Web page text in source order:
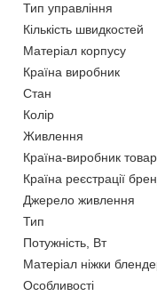
Тип управління
Кількість швидкостей
Матеріал корпусу
Країна виробник
Стан
Колір
Живлення
Країна-виробник
Країна реєстрації
Джерело живлення
Тип
Потужність, Вт
Матеріал ніжки
Особливості